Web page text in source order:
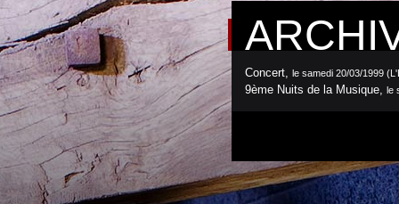
Concert, le samedi 20/03/1999
9ème Nuits de la Musique, le